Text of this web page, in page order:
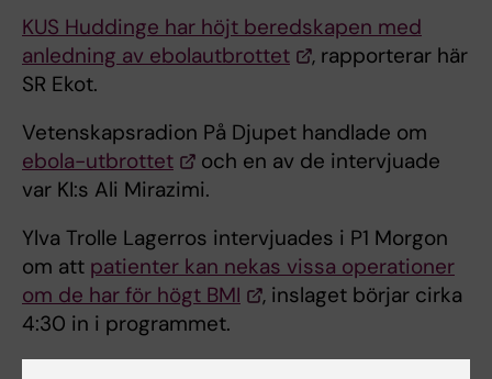
KUS Huddinge har höjt beredskapen med
anledning av ebolautbrottet
, rapporterar här
SR Ekot.
Vetenskapsradion På Djupet handlade om
ebola-utbrottet
och en av de intervjuade
var KI:s Ali Mirazimi.
Ylva Trolle Lagerros intervjuades i P1 Morgon
om att patienter kan nekas vissa operationer
om de har för högt BMI
, inslaget börjar cirka
4:30 in i programmet.